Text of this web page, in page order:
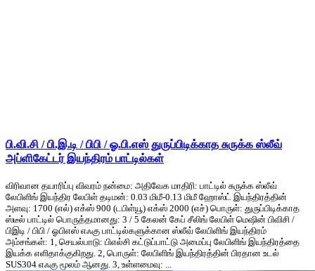
பி.வி.சி / பி.இ.டி / பிபி / ஓ.பி.எஸ் துருப்பிடிக்காத சுருக்க ஸ்லீவ்
அப்ளிகேட்டர் இயந்திரம் பாட்டில்கள்
விரிவான தயாரிப்பு விவரம் நன்மை: அதிவேக மாதிரி: பாட்டில் சுருக்க ஸ்லீவ்
லேபிளிங் இயந்திர லேபிள் தடிமன்: 0.03 மிமீ-0.13 மிமீ ஹோஸ்ட் இயந்திரத்தின்
அளவு: 1700 (எல்) எக்ஸ் 900 (டபிள்யூ) எக்ஸ் 2000 (எச்) பொருள்: துருப்பிடிக்காத
ஸ்டீல் பாட்டில் பொருத்தமானது: 3 / 5 கேலன் கேப் சீலிங் லேபிள் மெஷின் பிவிசி /
பிஇடி / பிபி / ஓபிஎஸ் எஃகு பாட்டில்களுக்கான ஸ்லீவ் லேபிளிங் இயந்திரம்
அம்சங்கள்: 1, செயல்பாடு: பிஎல்சி கட்டுப்பாட்டு அமைப்பு லேபிளிங் இயந்திரத்தை
இயக்க எளிதாக்குகிறது. 2, பொருள்: லேபிளிங் இயந்திரத்தின் பிரதான உடல்
SUS304 எஃகு மூலம் ஆனது. 3, உள்ளமைவு: ...